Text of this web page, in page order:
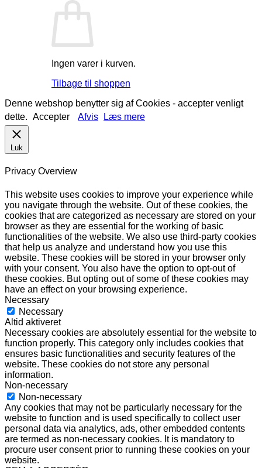
Ingen varer i kurven.
Tilbage til shoppen
Denne webshop benytter sig af Cookies - accepter venligt
dette. Accepter Afvis Læs mere
Luk
Privacy Overview
This website uses cookies to improve your experience while
you navigate through the website. Out of these cookies, the
cookies that are categorized as necessary are stored on your
browser as they are essential for the working of basic
functionalities of the website. We also use third-party cookies
that help us analyze and understand how you use this
website. These cookies will be stored in your browser only
with your consent. You also have the option to opt-out of
these cookies. But opting out of some of these cookies may
have an effect on your browsing experience.
Necessary
Necessary
Altid aktiveret
Necessary cookies are absolutely essential for the website to
function properly. This category only includes cookies that
ensures basic functionalities and security features of the
website. These cookies do not store any personal
information.
Non-necessary
Non-necessary
Any cookies that may not be particularly necessary for the
website to function and is used specifically to collect user
personal data via analytics, ads, other embedded contents
are termed as non-necessary cookies. It is mandatory to
procure user consent prior to running these cookies on your
website.